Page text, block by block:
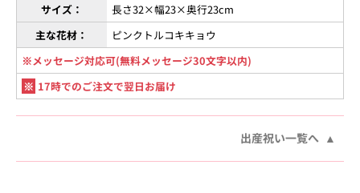
サイズ：
長さ32×幅23×奥行23cm
主な花材：
ピンクトルコキキョウ
※メッセージ対応可(無料メッセージ30文字以内)
※ 17時でのご注文で翌日お届け
出産祝い一覧へ